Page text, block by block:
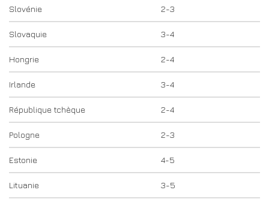
Slovénie 2-3
Slovaquie 3-4
Hongrie 2-4
Irlande 3-4
République tchèque 2-4
Pologne 2-3
Estonie 4-5
Lituanie 3-5